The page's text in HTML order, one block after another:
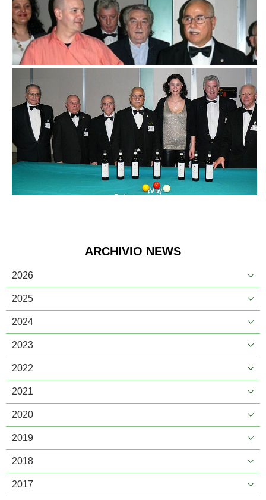
ARCHIVIO NEWS
2026
2025
2024
2023
2022
2021
2020
2019
2018
2017